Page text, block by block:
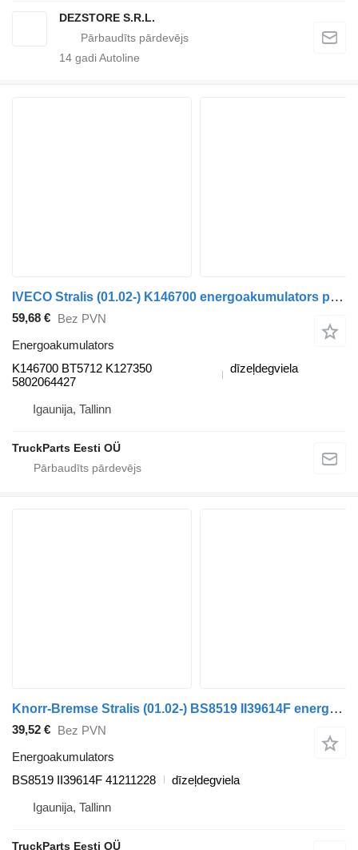
DEZSTORE S.R.L.
14 gadi Autoline
IVECO Stralis (01.02-) K146700 energoakumulators paredzēts IVECO Stralis, Trakker (2002-) vilcēja
59,68 € Bez PVN
Energoakumulators
K146700 BT5712 K127350
5802064427
dīzeļdegviela
Igaunija, Tallinn
TruckParts Eesti OÜ
Knorr-Bremse Stralis (01.02-) BS8519 II39614F energoakumulators paredzēts IVECO Stralis, Trakker (2002-) vilcēja
39,52 € Bez PVN
Energoakumulators
BS8519 II39614F 41211228
dīzeļdegviela
Igaunija, Tallinn
TruckParts Eesti OÜ